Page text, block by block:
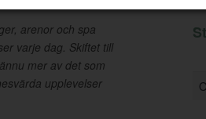
arenor och spa
varje dag. Skiftet till
mer av det som
upplevelser